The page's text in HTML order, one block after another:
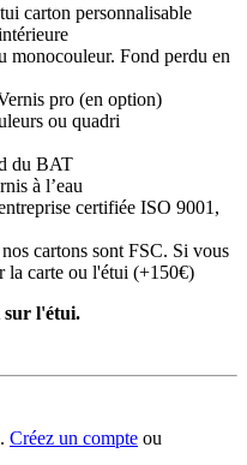
carton personnalisable
monocouleur. Fond perdu en
pro (en option)
ou quadri
du BAT
à l’eau
certifiée ISO 9001,
cartons sont FSC. Si vous
la carte ou l'étui (+150€)
sur l'étui.
Créez un compte ou